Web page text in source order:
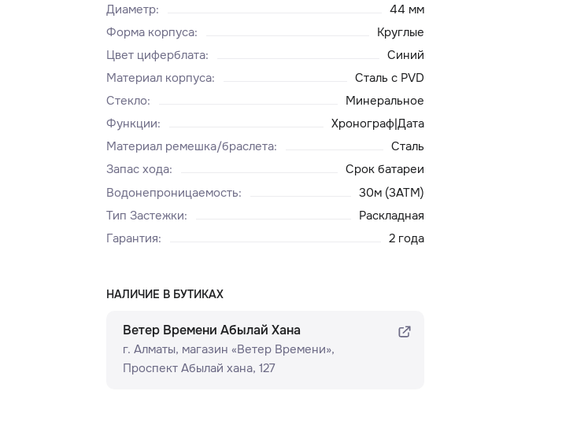
Диаметр:
44 мм
Форма корпуса:
Круглые
Цвет циферблата:
Синий
Материал корпуса:
Сталь с PVD
Стекло:
Минеральное
Функции:
Хронограф|Дата
Материал ремешка/браслета:
Сталь
Запас хода:
Срок батареи
Водонепроницаемость:
30м (3ATM)
Тип Застежки:
Раскладная
Гарантия: 2 года
НАЛИЧИЕ В БУТИКАХ
Ветер Времени Абылай Хана
г. Алматы, ​магазин «Ветер Времени»​,
Проспект Абылай хана, 127
Доставка и оплата
Сервисный центр